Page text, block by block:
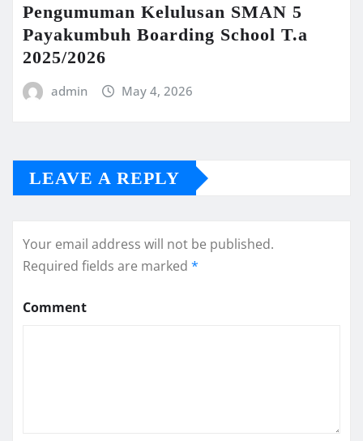
Pengumuman Kelulusan SMAN 5
Payakumbuh Boarding School T.a
2025/2026
admin May 4, 2026
LEAVE A REPLY
Your email address will not be published.
Required fields are marked *
Comment